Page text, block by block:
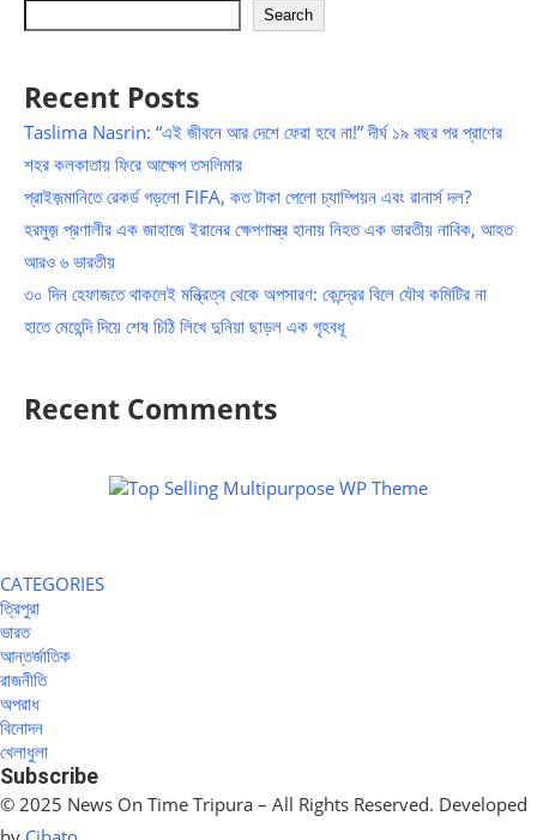
Search
Recent Posts
Taslima Nasrin: “এই জীবনে আর দেশে ফেরা হবে না!” দীর্ঘ ১৯ বছর পর প্রাণের
শহর কলকাতায় ফিরে আক্ষেপ তসলিমার
প্রাইজ়মানিতে রেকর্ড গড়লো FIFA, কত টাকা পেলো চ্যাম্পিয়ন এবং রানার্স দল?
হরমুজ় প্রণালীর এক জাহাজে ইরানের ক্ষেপণাস্ত্র হানায় নিহত এক ভারতীয় নাবিক, আহত
আরও ৬ ভারতীয়
৩০ দিন হেফাজতে থাকলেই মন্ত্রিত্ব থেকে অপসারণ: কেন্দ্রের বিলে যৌথ কমিটির না
হাতে মেহেন্দি দিয়ে শেষ চিঠি লিখে দুনিয়া ছাড়ল এক গৃহবধূ
Recent Comments
CATEGORIES
ত্রিপুরা
ভারত
আন্তর্জাতিক
রাজনীতি
অপরাধ
বিনোদন
খেলাধুলা
Subscribe
© 2025 News On Time Tripura – All Rights Reserved. Developed